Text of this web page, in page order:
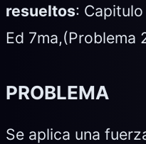
resueltos:
Ed 7ma,(Problema
PROBLEMA
Se aplica una